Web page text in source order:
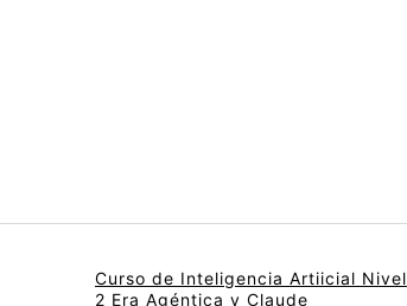
Curso de Inteligencia Artiicial Nivel
2 Era Agéntica y Claude